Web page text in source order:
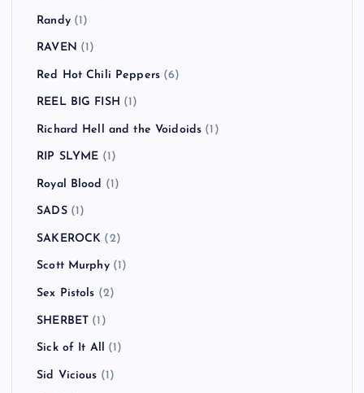
Randy(1)
RAVEN (1)
Red Hot Chili Peppers (6)
REEL BIG FISH (1)
Richard Hell and the Voidoids (1)
RIP SLYME (1)
Royal Blood (1)
SADS(1)
SAKEROCK (2)
Scott Murphy(1)
Sex Pistols (2)
SHERBET (1)
Sick of It All (1)
Sid Vicious (1)